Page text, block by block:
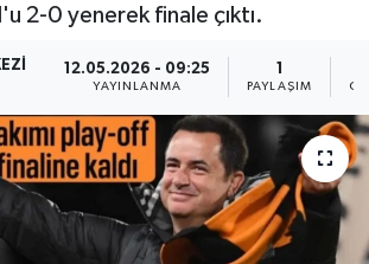
2-0 yenerek finale çıktı.
12.05.2026 - 09:25
YAYINLANMA
1
PAYLAŞIM
Haberleri